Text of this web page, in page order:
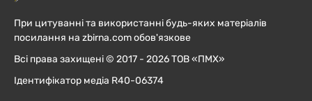
При цитуванні та використанні будь-яких матеріалів
посилання на zbirna.com обов'язкове
Всі права захищені © 2017 - 2026 ТОВ «ПМХ»
Ідентифікатор медіа R40-06374